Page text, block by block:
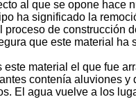
al que se opone hace
ha significado la
proceso de construcción
que este material
este material el que fue
contenía aluviones
El agua vuelve a los